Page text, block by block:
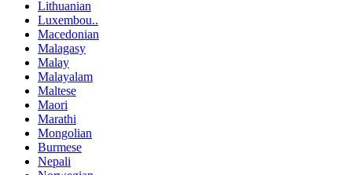
Lithuanian
Luxembou..
Macedonian
Malagasy
Malay
Malayalam
Maltese
Maori
Marathi
Mongolian
Burmese
Nepali